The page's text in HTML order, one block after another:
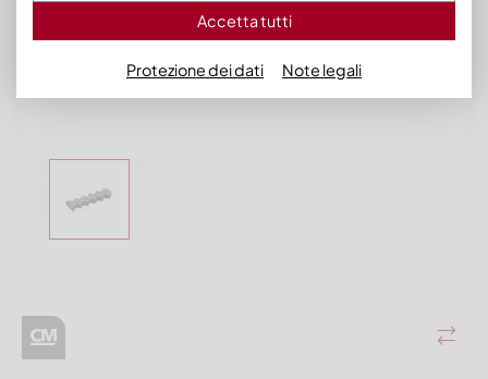
Accetta tutti
Protezione dei dati Note legali